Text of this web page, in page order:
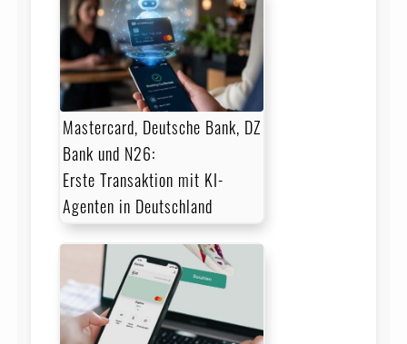
Mastercard, Deutsche Bank, DZ
Bank und N26:
Erste Transaktion mit KI-
Agenten in Deutschland